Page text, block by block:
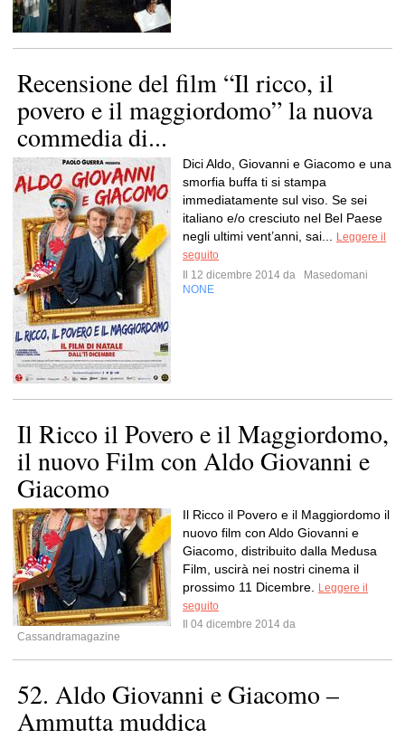
Recensione del film “Il ricco, il
povero e il maggiordomo” la nuova
commedia di...
Dici Aldo, Giovanni e Giacomo e una
smorfia buffa ti si stampa
immediatamente sul viso. Se sei
italiano e/o cresciuto nel Bel Paese
negli ultimi vent’anni, sai...
Leggere il
seguito
Il 12 dicembre 2014 da
Masedomani
NONE
Il Ricco il Povero e il Maggiordomo,
il nuovo Film con Aldo Giovanni e
Giacomo
Il Ricco il Povero e il Maggiordomo il
nuovo film con Aldo Giovanni e
Giacomo, distribuito dalla Medusa
Film, uscirà nei nostri cinema il
prossimo 11 Dicembre.
Leggere il
seguito
Il 04 dicembre 2014 da
Cassandramagazine
52. Aldo Giovanni e Giacomo –
Ammutta muddica